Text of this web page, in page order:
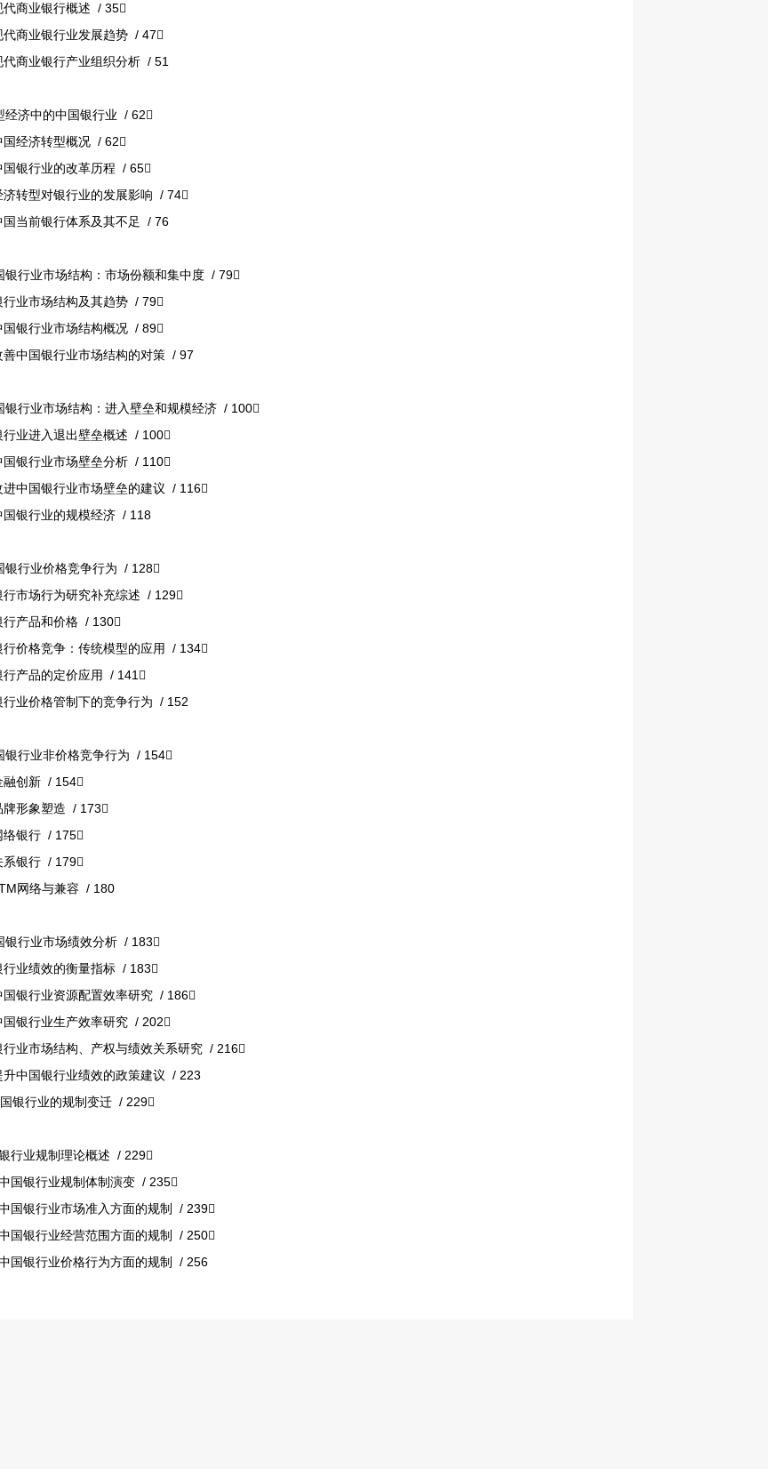
商业银行概述 / 35
商业银行业发展趋势 / 47
商业银行产业组织分析 / 51
经济中的中国银行业 / 62
经济转型概况 / 62
银行业的改革历程 / 65
转型对银行业的发展影响 / 74
当前银行体系及其不足 / 76
行业市场结构：市场份额和集中度 / 79
业市场结构及其趋势 / 79
银行业市场结构概况 / 89
中国银行业市场结构的对策 / 97
行业市场结构：进入壁垒和规模经济 / 100
业进入退出壁垒概述 / 100
银行业市场壁垒分析 / 110
中国银行业市场壁垒的建议 / 116
银行业的规模经济 / 118
银行业价格竞争行为 / 128
市场行为研究补充综述 / 129
产品和价格 / 130
价格竞争：传统模型的应用 / 134
产品的定价应用 / 141
业价格管制下的竞争行为 / 152
行业非价格竞争行为 / 154
创新 / 154
形象塑造 / 173
银行 / 175
银行 / 179
网络与兼容 / 180
银行业市场绩效分析 / 183
业绩效的衡量指标 / 183
银行业资源配置效率研究 / 186
银行业生产效率研究 / 202
业市场结构、产权与绩效关系研究 / 216
中国银行业绩效的政策建议 / 223
银行业的规制变迁 / 229
行业规制理论概述 / 229
国银行业规制体制演变 / 235
国银行业市场准入方面的规制 / 239
国银行业经营范围方面的规制 / 250
国银行业价格行为方面的规制 / 256